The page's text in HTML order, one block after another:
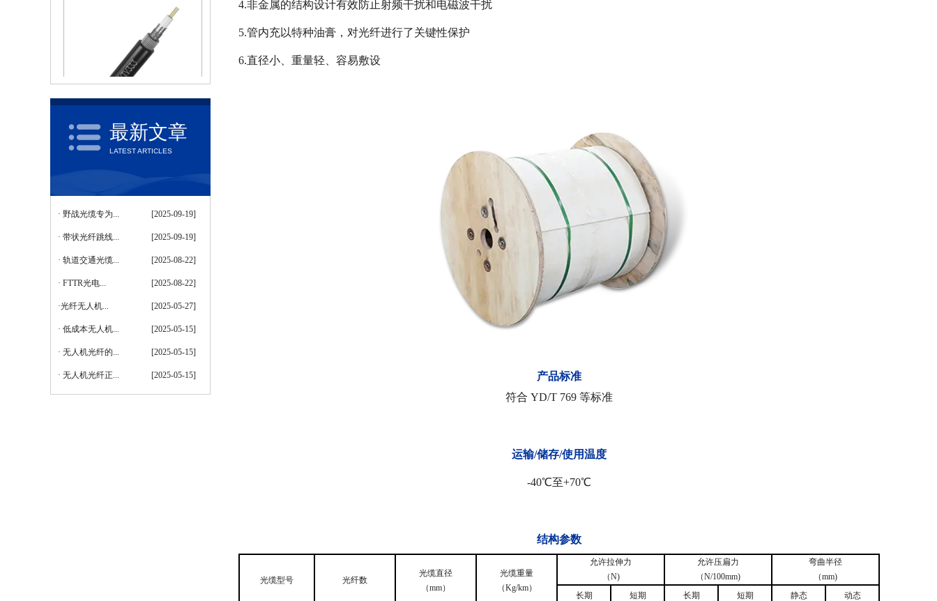
GYFTAH58通信用层绞填充式室外光缆
最新文章
LATEST ARTICLES
· 野战光缆专为... [2025-09-19]
· 带状光纤跳线... [2025-09-19]
· 轨道交通光缆... [2025-08-22]
· FTTR光电... [2025-08-22]
·​光纤无人机... [2025-05-27]
· 低成本无人机... [2025-05-15]
· 无人机光纤的... [2025-05-15]
· 无人机光纤正... [2025-05-15]
4.非金属的结构设计有效防止射频干扰和电磁波干扰
5.管内充以特种油膏，对光纤进行了关键性保护
6.直径小、重量轻、容易敷设
产品标准
符合 YD/T 769 等标准
运输/储存/使用温度
-40℃至+70℃
结构参数​
光缆型号 光纤数
光缆直径
（mm）
光缆重量
（Kg/km）
允许拉伸力
（N)
允许压扁力
（N/100mm)
弯曲半径
（mm)
长期
短期 长期 短期 静态 动态